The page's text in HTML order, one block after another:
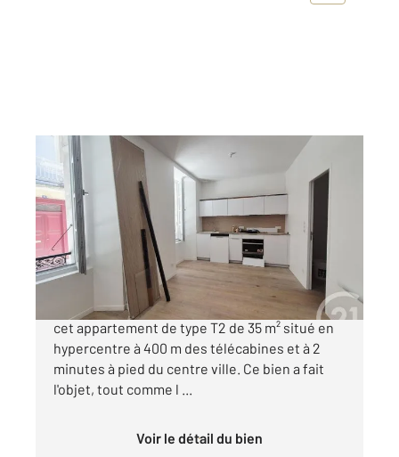
CAUTERETS 65
34,98 m
, 2 pièces
Ref : 4297
Appartement F2 à vendre
163 968 €
RENOVATION RECENTE ET DE QUALITE pour
cet appartement de type T2 de 35 m² situé en
hypercentre à 400 m des télécabines et à 2
minutes à pied du centre ville. Ce bien a fait
l'objet, tout comme l ...
Voir le détail du bien